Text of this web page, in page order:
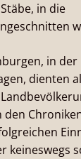
in die
in der
dienten
den
keineswegs